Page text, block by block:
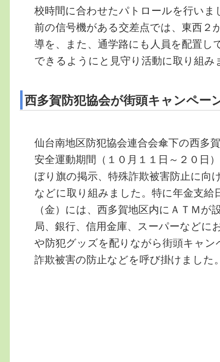
校時間に合わせたパトロールを行いま
前の信号機がある交差点では、東西２
導を、また、通学路にも人員を配置し
できるようにと見守り活動に取り組み
西多賀防犯協会が街頭キャンペー
仙台南地区防犯協会連合会傘下の西多
安全運動期間（１０月１１日～２０日
ぼり旗の掲示、特殊詐欺被害防止に向
などに取り組みました。特に年金支給
（金）には、西多賀地区内にＡＴＭが
局、銀行、信用金庫、スーパーなどに
や防犯グッズを配りながら街頭キャン
詐欺被害の防止などを呼び掛けました